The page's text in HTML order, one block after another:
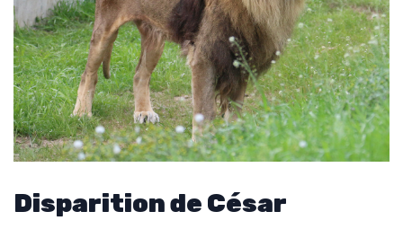
Disparition de César